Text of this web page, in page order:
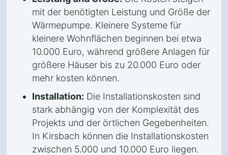
mit der benötigten Leistung und Größe der
Wärmepumpe. Kleinere Systeme für
kleinere Wohnflächen beginnen bei etwa
10.000 Euro, während größere Anlagen für
größere Häuser bis zu 20.000 Euro oder
mehr kosten können.
Installation: Die Installationskosten sind
stark abhängig von der Komplexität des
Projekts und der örtlichen Gegebenheiten.
In Kirsbach können die Installationskosten
zwischen 5.000 und 10.000 Euro liegen.